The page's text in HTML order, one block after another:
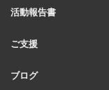
活動報告書
ご支援
ブログ